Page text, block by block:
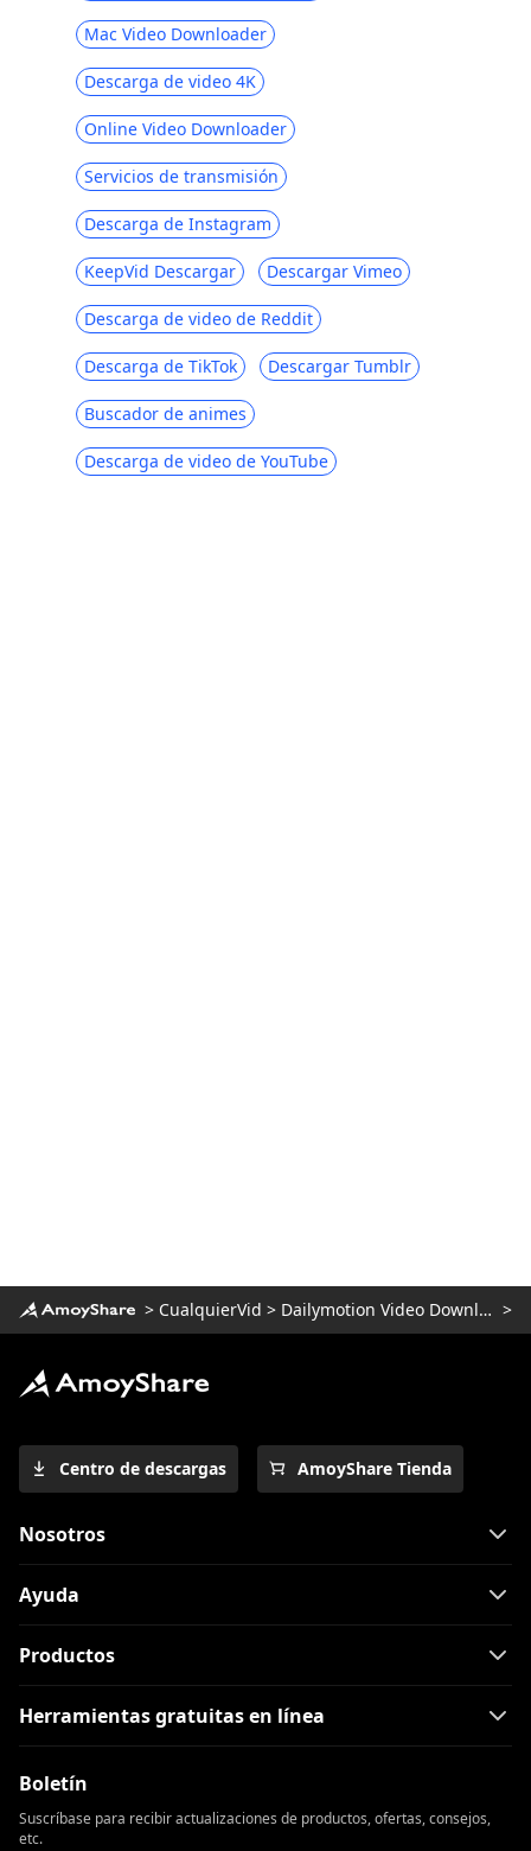
Mac Video Downloader
Descarga de video 4K
Online Video Downloader
Servicios de transmisión
Descarga de Instagram
KeepVid Descargar Descargar Vimeo
Descarga de video de Reddit
Descarga de TikTok Descargar Tumblr
Buscador de animes
Descarga de video de YouTube
> CualquierVid > Dailymotion Video Downloader >
Centro de descargas AmoyShare Tienda
Nosotros
Ayuda
Productos
Herramientas gratuitas en línea
Boletín
Suscríbase para recibir actualizaciones de productos, ofertas, consejos,
etc.